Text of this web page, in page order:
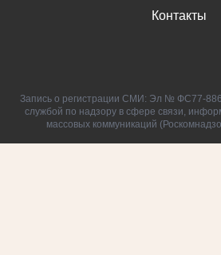
Контакты
Запись о регистрации СМИ: Эл № ФС77-
службой по надзору в сфере связи,
массовых коммуникаций